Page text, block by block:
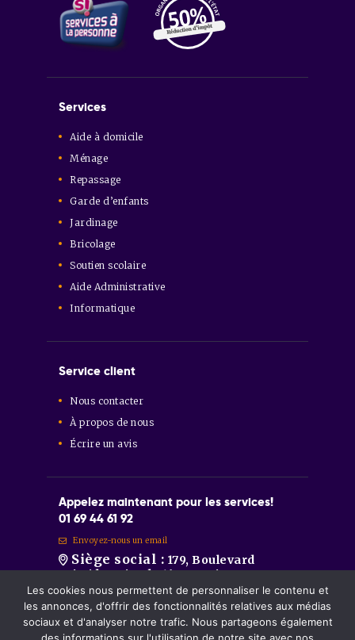
Services
Aide à domicile
Ménage
Repassage
Garde d’enfants
Jardinage
Bricolage
Soutien scolaire
Aide Administrative
Informatique
Service client
Nous contacter
À propos de nous
Écrire un avis
Appelez maintenant pour les services!
01 69 44 61 92
Envoyez-nous un email
Siège social : 179, Boulevard
Aristide Briand 91600 Savigny-sur-
Orge
Sainte-Geneviève-des-Bois :86
Route de Longpont 91700 Sainte-
Geneviève-des-Bois.
Les cookies nous permettent de personnaliser le contenu et
les annonces, d'offrir des fonctionnalités relatives aux médias
sociaux et d'analyser notre trafic. Nous partageons également